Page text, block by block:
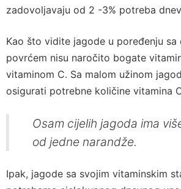
zadovoljavaju od 2 -3% potreba
Kao što vidite jagode u poređenju sa
povrćem nisu naročito bogate
vitaminom C. Sa malom užinom
osigurati potrebne količine vitamina
Osam cijelih jagoda ima
od jedne narandže.
Ipak, jagode sa svojim vitaminskim